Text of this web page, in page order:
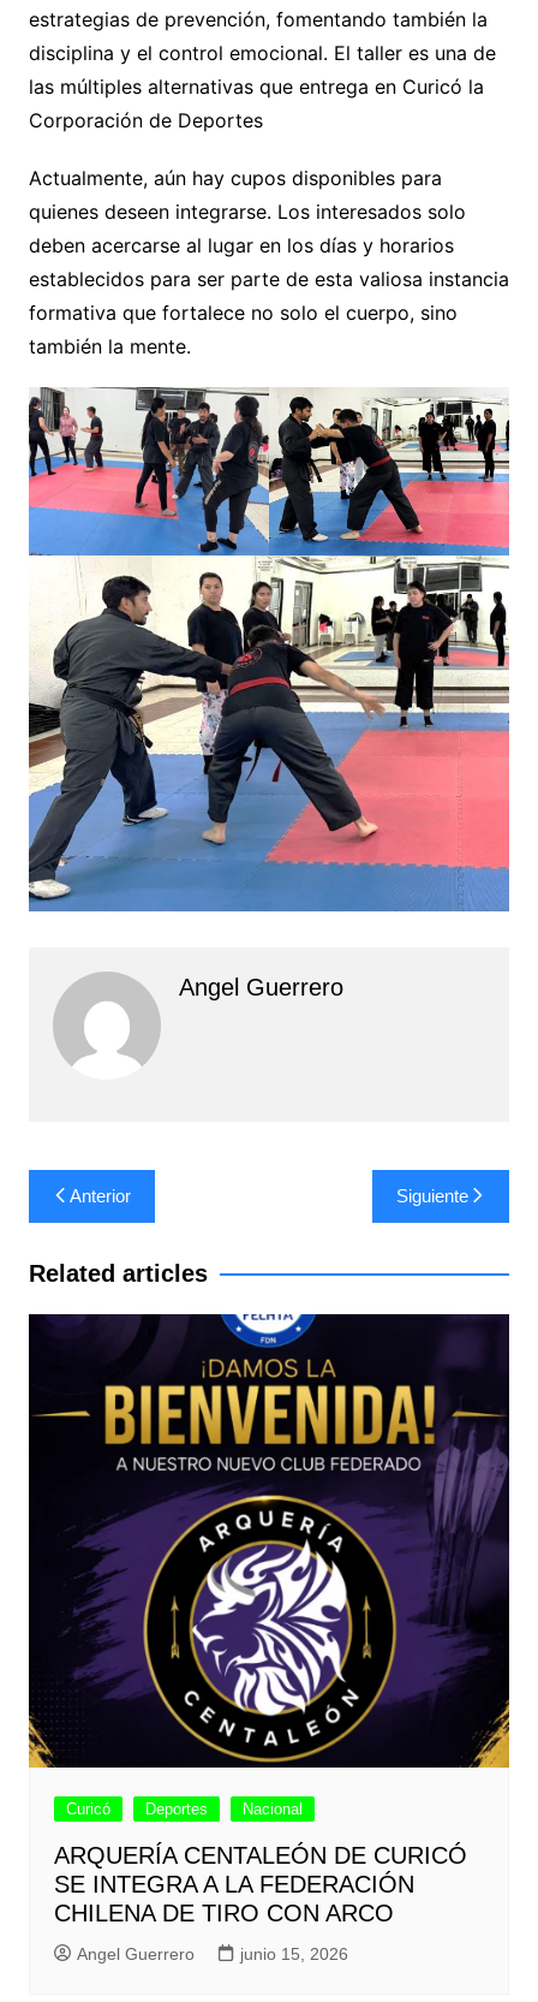
estrategias de prevención, fomentando también la
disciplina y el control emocional. El taller es una de
las múltiples alternativas que entrega en Curicó la
Corporación de Deportes
Actualmente, aún hay cupos disponibles para
quienes deseen integrarse. Los interesados solo
deben acercarse al lugar en los días y horarios
establecidos para ser parte de esta valiosa instancia
formativa que fortalece no solo el cuerpo, sino
también la mente.
Angel Guerrero
Navegación
de
entradas
Anterior Siguiente
Related articles
Curicó Deportes Nacional
ARQUERÍA CENTALEÓN DE CURICÓ
SE INTEGRA A LA FEDERACIÓN
CHILENA DE TIRO CON ARCO
Angel Guerrero junio 15, 2026